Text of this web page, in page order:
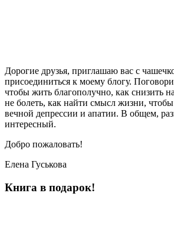
Дорогие друзья, приглашаю вас с
присоединиться к моему блогу.
чтобы жить благополучно, как снизить
не болеть, как найти смысл жизни,
вечной депрессии и апатии. В общем,
интересный.
Добро пожаловать!
Елена Гуськова
Книга в подарок!